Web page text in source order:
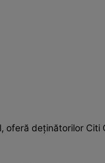
oferă deţinătorilor Citi